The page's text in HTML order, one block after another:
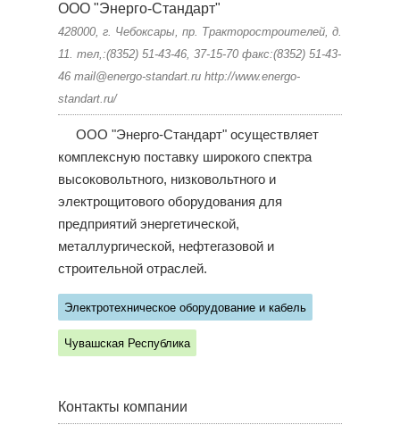
ООО "Энерго-Стандарт"
428000, г. Чебоксары, пр. Тракторостроителей, д.
11. тел,:(8352) 51-43-46, 37-15-70 факс:(8352) 51-43-
46 mail@energo-standart.ru http://www.energo-
standart.ru/
ООО "Энерго-Стандарт" осуществляет
комплексную поставку широкого спектра
высоковольтного, низковольтного и
электрощитового оборудования для
предприятий энергетической,
металлургической, нефтегазовой и
строительной отраслей.
Электротехническое оборудование и кабель
Чувашская Республика
Контакты компании